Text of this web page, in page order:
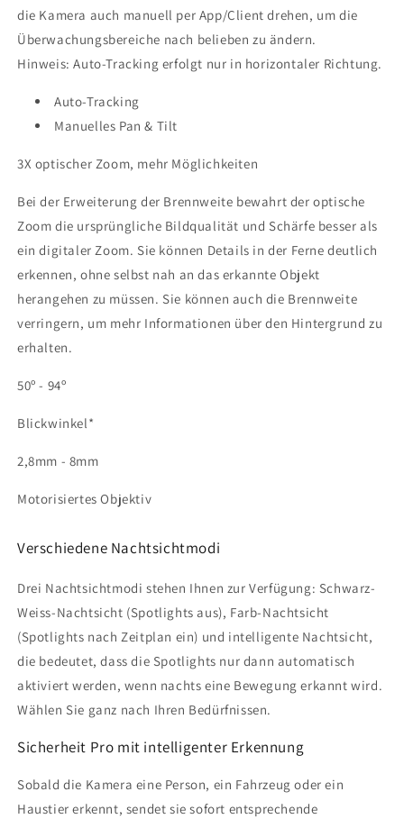
die Kamera auch manuell per App/Client drehen, um die
Überwachungsbereiche nach belieben zu ändern.
Hinweis: Auto-Tracking erfolgt nur in horizontaler Richtung.
Auto-Tracking
Manuelles Pan & Tilt
3X optischer Zoom, mehr Möglichkeiten
Bei der Erweiterung der Brennweite bewahrt der optische
Zoom die ursprüngliche Bildqualität und Schärfe besser als
ein digitaler Zoom. Sie können Details in der Ferne deutlich
erkennen, ohne selbst nah an das erkannte Objekt
herangehen zu müssen. Sie können auch die Brennweite
verringern, um mehr Informationen über den Hintergrund zu
erhalten.
50º - 94º
Blickwinkel*
2,8mm - 8mm
Motorisiertes Objektiv
Verschiedene Nachtsichtmodi
Drei Nachtsichtmodi stehen Ihnen zur Verfügung: Schwarz-
Weiss-Nachtsicht (Spotlights aus), Farb-Nachtsicht
(Spotlights nach Zeitplan ein) und intelligente Nachtsicht,
die bedeutet, dass die Spotlights nur dann automatisch
aktiviert werden, wenn nachts eine Bewegung erkannt wird.
Wählen Sie ganz nach Ihren Bedürfnissen.
Sicherheit Pro mit intelligenter Erkennung
Sobald die Kamera eine Person, ein Fahrzeug oder ein
Haustier erkennt, sendet sie sofort entsprechende